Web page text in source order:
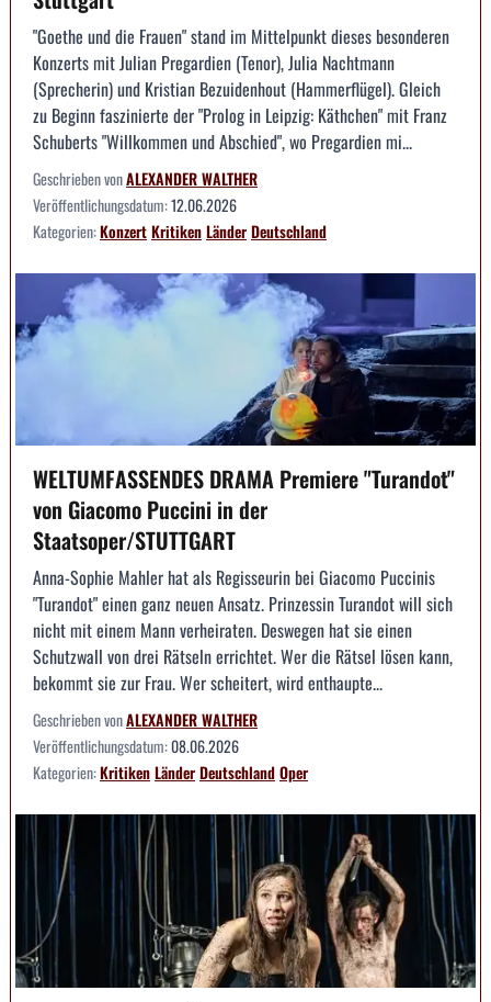
"Goethe und die Frauen" stand im Mittelpunkt dieses besonderen
Konzerts mit Julian Pregardien (Tenor), Julia Nachtmann
(Sprecherin) und Kristian Bezuidenhout (Hammerflügel). Gleich
zu Beginn faszinierte der "Prolog in Leipzig: Käthchen" mit Franz
Schuberts "Willkommen und Abschied", wo Pregardien mi...
Geschrieben vonALEXANDER WALTHER
Veröffentlichungsdatum:12.06.2026
Kategorien:KonzertKritikenLänderDeutschland
WELTUMFASSENDES DRAMA Premiere "Turandot"
von Giacomo Puccini in der
Staatsoper/STUTTGART
Anna-Sophie Mahler hat als Regisseurin bei Giacomo Puccinis
"Turandot" einen ganz neuen Ansatz. Prinzessin Turandot will sich
nicht mit einem Mann verheiraten. Deswegen hat sie einen
Schutzwall von drei Rätseln errichtet. Wer die Rätsel lösen kann,
bekommt sie zur Frau. Wer scheitert, wird enthaupte...
Geschrieben vonALEXANDER WALTHER
Veröffentlichungsdatum:08.06.2026
Kategorien:KritikenLänderDeutschlandOper